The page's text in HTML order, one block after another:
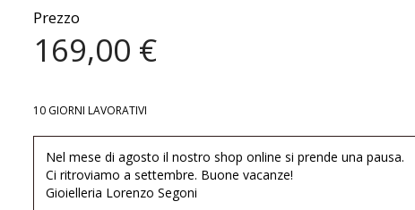
Prezzo
169,00 €
10 GIORNI LAVORATIVI
Nel mese di agosto il nostro shop online si prende una pausa.
Ci ritroviamo a settembre. Buone vacanze!
Gioielleria Lorenzo Segoni